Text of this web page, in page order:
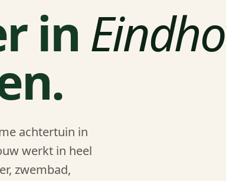
in
achtertuin in
werkt in heel
zwembad,